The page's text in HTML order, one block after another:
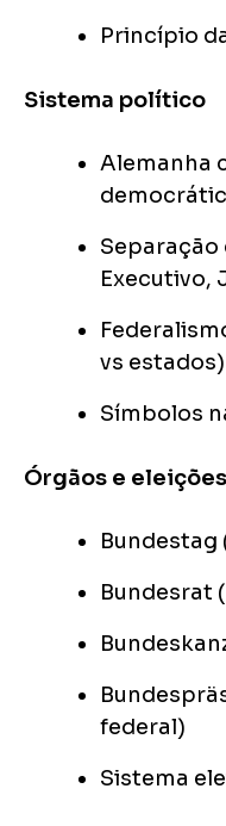
Princípio
Sistema político
Alemanha
Separação
Executivo,
vs estados)
Símbolos
Órgãos e eleições
Bundesrat
federal)
Sistema